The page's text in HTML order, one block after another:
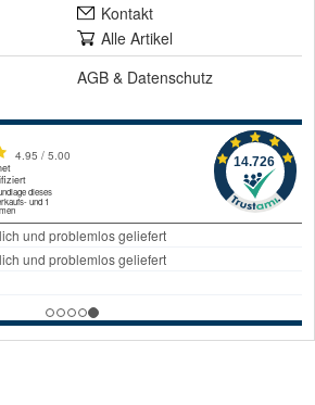
Kontakt
Alle Artikel
AGB & Datenschutz